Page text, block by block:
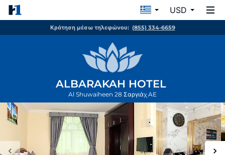
USD
Κράτηση μέσω τηλεφώνου: (855) 334-6659
ALBARAKAH HOTEL
Al Shuwaiheen 28 Σαργιάχ AE